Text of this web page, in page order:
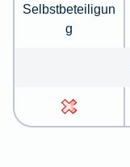
Selbstbeteiligun
g